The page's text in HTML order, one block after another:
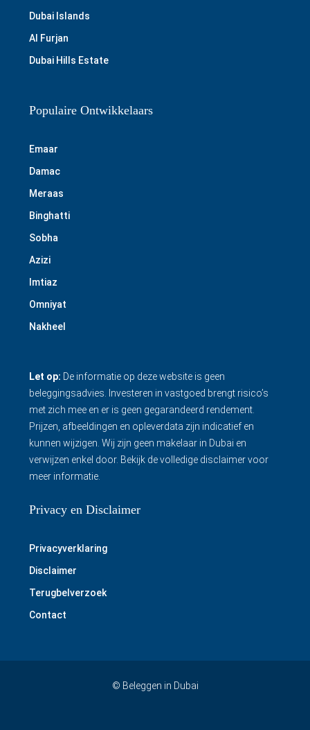
Dubai Islands
Al Furjan
Dubai Hills Estate
Populaire Ontwikkelaars
Emaar
Damac
Meraas
Binghatti
Sobha
Azizi
Imtiaz
Omniyat
Nakheel
Let op: De informatie op deze website is geen
beleggingsadvies. Investeren in vastgoed brengt risico’s
met zich mee en er is geen gegarandeerd rendement.
Prijzen, afbeeldingen en opleverdata zijn indicatief en
kunnen wijzigen. Wij zijn geen makelaar in Dubai en
verwijzen enkel door. Bekijk de volledige disclaimervoor
meer informatie.
Privacy en Disclaimer
Privacyverklaring
Disclaimer
Terugbelverzoek
Contact
© Beleggen in Dubai